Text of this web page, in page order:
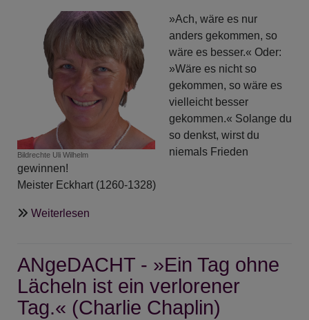
51
wichtig?
Bildrechte Uli Wilhelm
»Ach, wäre es nur
anders gekommen, so
wäre es besser.« Oder:
»Wäre es nicht so
gekommen, so wäre es
vielleicht besser
gekommen.« Solange du
so denkst, wirst du
niemals Frieden
gewinnen!
Meister Eckhart (1260-1328)
Weiterlesen
Die
Göttliche
undo-
Taste
ANgeDACHT - »Ein Tag ohne
Lächeln ist ein verlorener
Tag.« (Charlie Chaplin)